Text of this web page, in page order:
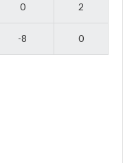
0 2
-8 0